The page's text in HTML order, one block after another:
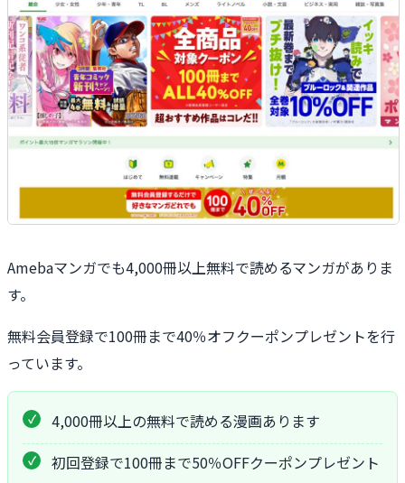
Amebaマンガでも4,000冊以上無料で読めるマンガがありま
す。
無料会員登録で100冊まで40％オフクーポンプレゼントを行
っています。
4,000冊以上の無料で読める漫画あります
初回登録で100冊まで50％OFFクーポンプレゼント